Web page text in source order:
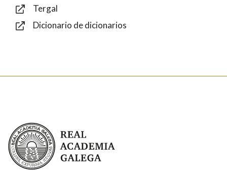
Tergal
Dicionario de dicionarios
Real Academia Galega